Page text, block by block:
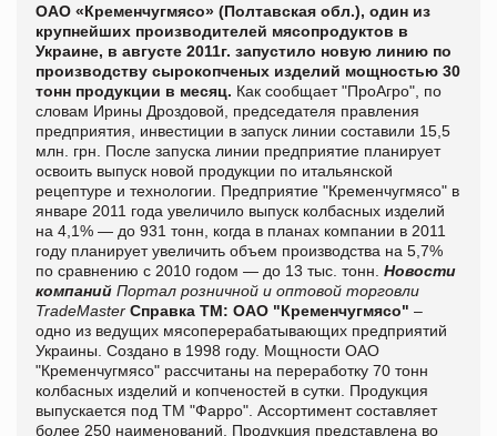
ОАО «Кременчугмясо» (Полтавская обл.), один из
крупнейших производителей мясопродуктов в
Украине, в августе 2011г. запустило новую линию по
производству сырокопченых изделий мощностью 30
тонн продукции в месяц. Как сообщает "ПроАгро", по
словам Ирины Дроздовой, председателя правления
предприятия, инвестиции в запуск линии составили 15,5
млн. грн. После запуска линии предприятие планирует
освоить выпуск новой продукции по итальянской
рецептуре и технологии. Предприятие "Кременчугмясо" в
январе 2011 года увеличило выпуск колбасных изделий
на 4,1% — до 931 тонн, когда в планах компании в 2011
году планирует увеличить объем производства на 5,7%
по сравнению с 2010 годом — до 13 тыс. тонн. Новости
компаний Портал розничной и оптовой торговли
TradeMaster Справка ТМ: ОАО "Кременчугмясо" –
одно из ведущих мясоперерабатывающих предприятий
Украины. Создано в 1998 году. Мощности ОАО
"Кременчугмясо" рассчитаны на переработку 70 тонн
колбасных изделий и копченостей в сутки. Продукция
выпускается под ТМ "Фарро". Ассортимент составляет
более 250 наименований. Продукция представлена во